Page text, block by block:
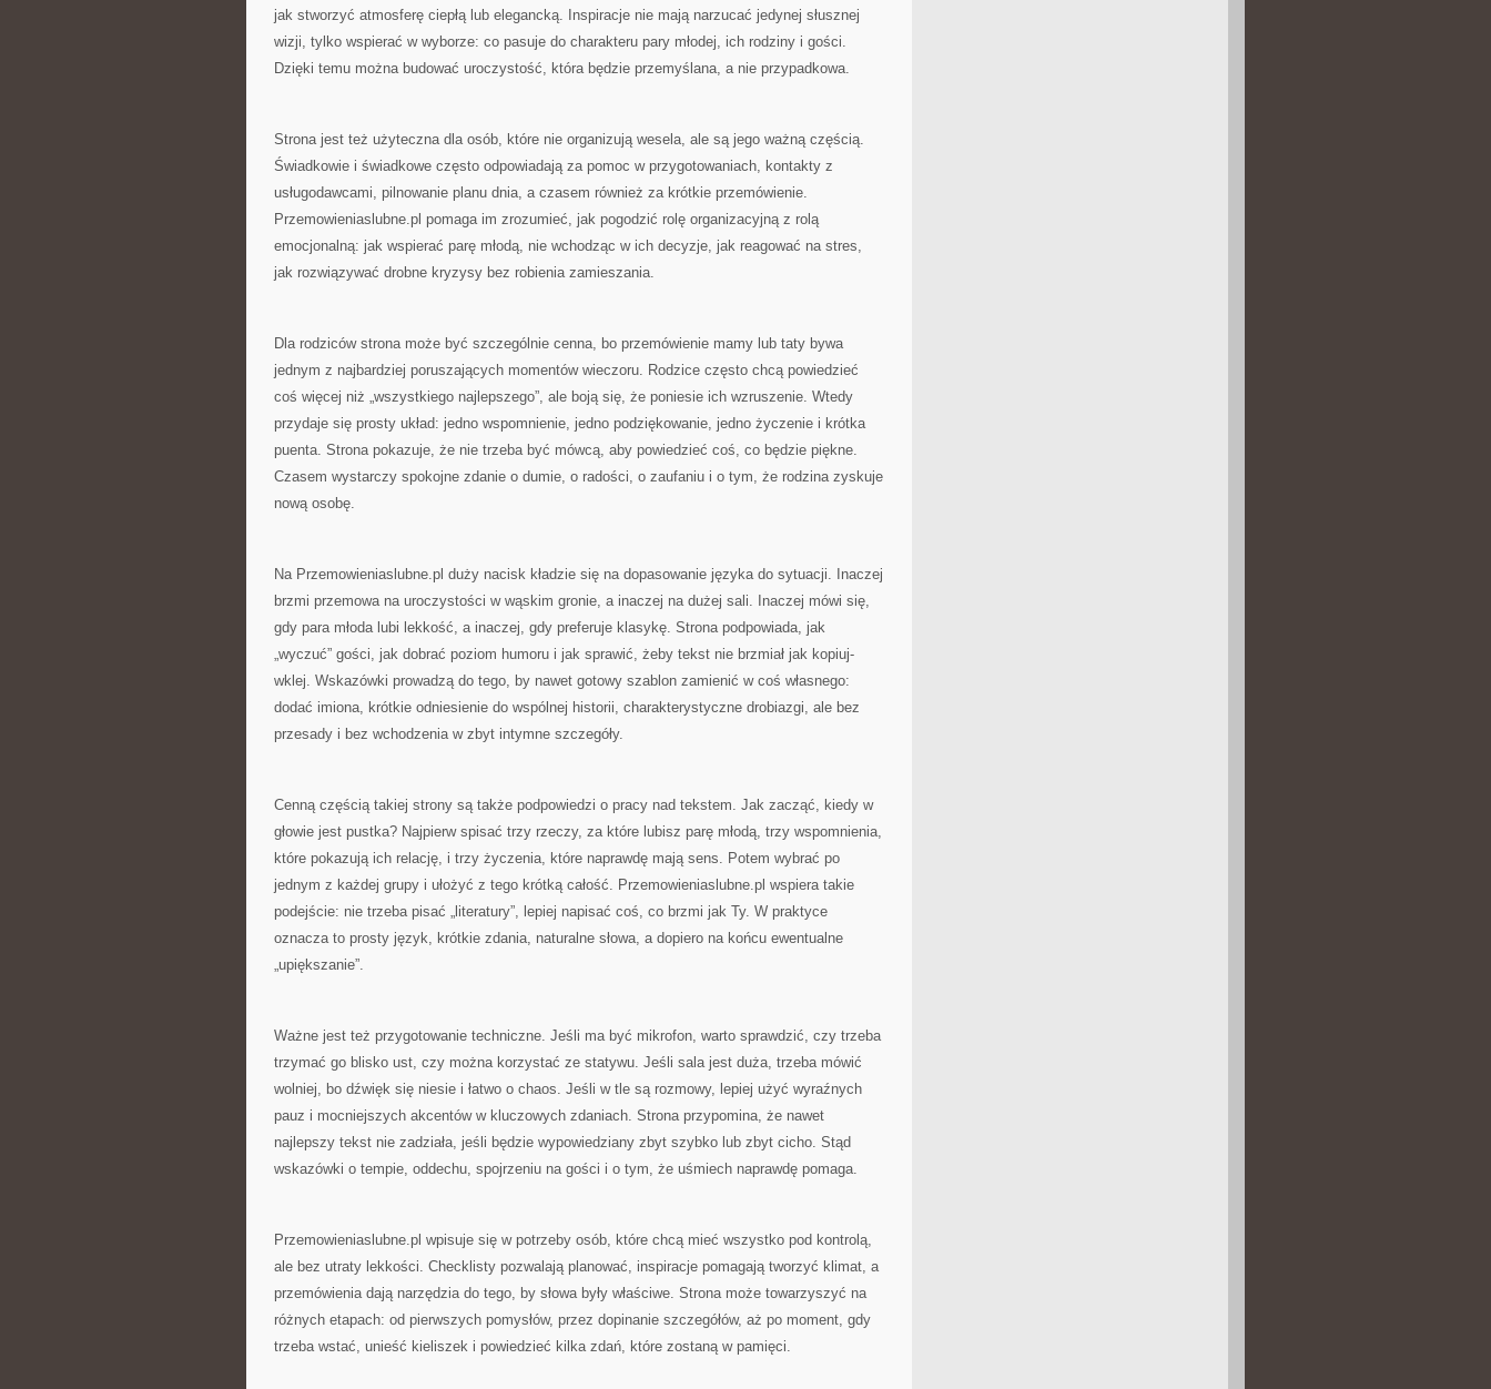
jak stworzyć atmosferę ciepłą lub elegancką. Inspiracje nie mają narzucać jedynej słusznej
wizji, tylko wspierać w wyborze: co pasuje do charakteru pary młodej, ich rodziny i gości.
Dzięki temu można budować uroczystość, która będzie przemyślana, a nie przypadkowa.
Strona jest też użyteczna dla osób, które nie organizują wesela, ale są jego ważną częścią.
Świadkowie i świadkowe często odpowiadają za pomoc w przygotowaniach, kontakty z
usługodawcami, pilnowanie planu dnia, a czasem również za krótkie przemówienie.
Przemowieniaslubne.pl pomaga im zrozumieć, jak pogodzić rolę organizacyjną z rolą
emocjonalną: jak wspierać parę młodą, nie wchodząc w ich decyzje, jak reagować na stres,
jak rozwiązywać drobne kryzysy bez robienia zamieszania.
Dla rodziców strona może być szczególnie cenna, bo przemówienie mamy lub taty bywa
jednym z najbardziej poruszających momentów wieczoru. Rodzice często chcą powiedzieć
coś więcej niż „wszystkiego najlepszego”, ale boją się, że poniesie ich wzruszenie. Wtedy
przydaje się prosty układ: jedno wspomnienie, jedno podziękowanie, jedno życzenie i krótka
puenta. Strona pokazuje, że nie trzeba być mówcą, aby powiedzieć coś, co będzie piękne.
Czasem wystarczy spokojne zdanie o dumie, o radości, o zaufaniu i o tym, że rodzina zyskuje
nową osobę.
Na Przemowieniaslubne.pl duży nacisk kładzie się na dopasowanie języka do sytuacji. Inaczej
brzmi przemowa na uroczystości w wąskim gronie, a inaczej na dużej sali. Inaczej mówi się,
gdy para młoda lubi lekkość, a inaczej, gdy preferuje klasykę. Strona podpowiada, jak
„wyczuć” gości, jak dobrać poziom humoru i jak sprawić, żeby tekst nie brzmiał jak kopiuj-
wklej. Wskazówki prowadzą do tego, by nawet gotowy szablon zamienić w coś własnego:
dodać imiona, krótkie odniesienie do wspólnej historii, charakterystyczne drobiazgi, ale bez
przesady i bez wchodzenia w zbyt intymne szczegóły.
Cenną częścią takiej strony są także podpowiedzi o pracy nad tekstem. Jak zacząć, kiedy w
głowie jest pustka? Najpierw spisać trzy rzeczy, za które lubisz parę młodą, trzy wspomnienia,
które pokazują ich relację, i trzy życzenia, które naprawdę mają sens. Potem wybrać po
jednym z każdej grupy i ułożyć z tego krótką całość. Przemowieniaslubne.pl wspiera takie
podejście: nie trzeba pisać „literatury”, lepiej napisać coś, co brzmi jak Ty. W praktyce
oznacza to prosty język, krótkie zdania, naturalne słowa, a dopiero na końcu ewentualne
„upiększanie”.
Ważne jest też przygotowanie techniczne. Jeśli ma być mikrofon, warto sprawdzić, czy trzeba
trzymać go blisko ust, czy można korzystać ze statywu. Jeśli sala jest duża, trzeba mówić
wolniej, bo dźwięk się niesie i łatwo o chaos. Jeśli w tle są rozmowy, lepiej użyć wyraźnych
pauz i mocniejszych akcentów w kluczowych zdaniach. Strona przypomina, że nawet
najlepszy tekst nie zadziała, jeśli będzie wypowiedziany zbyt szybko lub zbyt cicho. Stąd
wskazówki o tempie, oddechu, spojrzeniu na gości i o tym, że uśmiech naprawdę pomaga.
Przemowieniaslubne.pl wpisuje się w potrzeby osób, które chcą mieć wszystko pod kontrolą,
ale bez utraty lekkości. Checklisty pozwalają planować, inspiracje pomagają tworzyć klimat, a
przemówienia dają narzędzia do tego, by słowa były właściwe. Strona może towarzyszyć na
różnych etapach: od pierwszych pomysłów, przez dopinanie szczegółów, aż po moment, gdy
trzeba wstać, unieść kieliszek i powiedzieć kilka zdań, które zostaną w pamięci.